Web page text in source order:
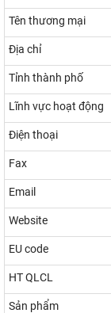
Tên thương mại
Địa chỉ
Tỉnh thành phố
Lĩnh vực hoạt động
Điện thoại
Fax
Email
Website
EU code
HT QLCL
Sản phẩm